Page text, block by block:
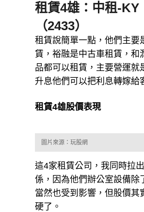
租賃4雄：中租-KY
（2433）
租賃說簡單一點，他們主要
賃，裕融是中古車租賃，和
品都可以租賃，主要營運就
升息他們可以把利息轉嫁給
租賃4雄股價表現
圖片來源：玩股網
這4家租賃公司，我同時拉
係，因為他們辦公室設備除
當然也受到影響，但股價其
硬了。